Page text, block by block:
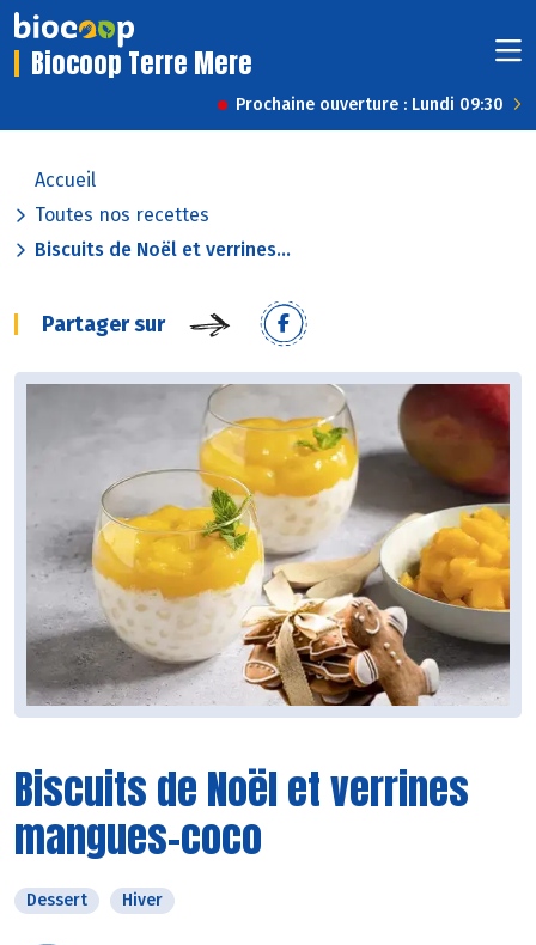
Biocoop Terre Mere
Prochaine ouverture : Lundi 09:30
Accueil
Toutes nos recettes
Biscuits de Noël et verrines...
Partager sur
Biscuits de Noël et verrines
mangues-coco
Dessert Hiver